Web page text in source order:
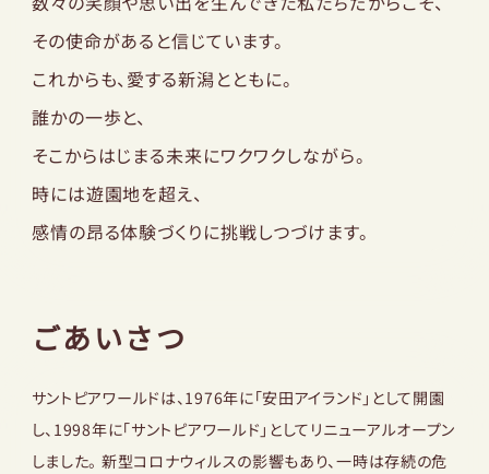
サバイバルゲーム
太陽のキャンプ場
オンラインショップ
安心安全な園の運営について
プライバシーポリシー
お問い合わせ
その使命があると信じています。
これからも、愛する新潟とともに。
誰かの⼀歩と、
そこからはじまる未来にワクワクしながら。
時には遊園地を超え、
感情の昂る体験づくりに挑戦しつづけます。
ごあいさつ
サントピアワールドは、1976年に「安田アイランド」として開園
し、1998年に「サントピアワールド」としてリニューアルオープン
しました。 新型コロナウィルスの影響もあり、一時は存続の危